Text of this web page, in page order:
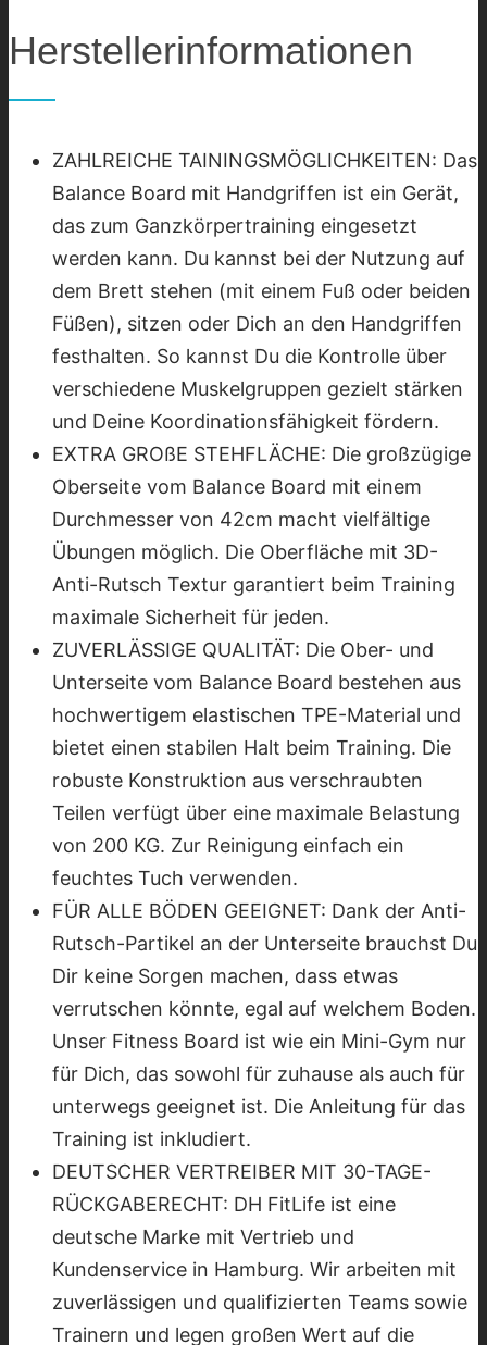
Herstellerinformationen
ZAHLREICHE TAININGSMÖGLICHKEITEN: Das
Balance Board mit Handgriffen ist ein Gerät,
das zum Ganzkörpertraining eingesetzt
werden kann. Du kannst bei der Nutzung auf
dem Brett stehen (mit einem Fuß oder beiden
Füßen), sitzen oder Dich an den Handgriffen
festhalten. So kannst Du die Kontrolle über
verschiedene Muskelgruppen gezielt stärken
und Deine Koordinationsfähigkeit fördern.
EXTRA GROßE STEHFLÄCHE: Die großzügige
Oberseite vom Balance Board mit einem
Durchmesser von 42cm macht vielfältige
Übungen möglich. Die Oberfläche mit 3D-
Anti-Rutsch Textur garantiert beim Training
maximale Sicherheit für jeden.
ZUVERLÄSSIGE QUALITÄT: Die Ober- und
Unterseite vom Balance Board bestehen aus
hochwertigem elastischen TPE-Material und
bietet einen stabilen Halt beim Training. Die
robuste Konstruktion aus verschraubten
Teilen verfügt über eine maximale Belastung
von 200 KG. Zur Reinigung einfach ein
feuchtes Tuch verwenden.
FÜR ALLE BÖDEN GEEIGNET: Dank der Anti-
Rutsch-Partikel an der Unterseite brauchst Du
Dir keine Sorgen machen, dass etwas
verrutschen könnte, egal auf welchem Boden.
Unser Fitness Board ist wie ein Mini-Gym nur
für Dich, das sowohl für zuhause als auch für
unterwegs geeignet ist. Die Anleitung für das
Training ist inkludiert.
DEUTSCHER VERTREIBER MIT 30-TAGE-
RÜCKGABERECHT: DH FitLife ist eine
deutsche Marke mit Vertrieb und
Kundenservice in Hamburg. Wir arbeiten mit
zuverlässigen und qualifizierten Teams sowie
Trainern und legen großen Wert auf die